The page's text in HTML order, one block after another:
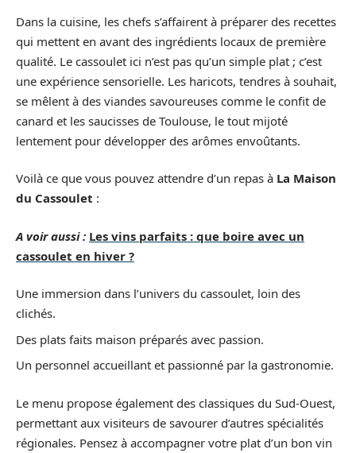
Dans la cuisine, les chefs s’affairent à préparer des recettes
qui mettent en avant des ingrédients locaux de première
qualité. Le cassoulet ici n’est pas qu’un simple plat ; c’est
une expérience sensorielle. Les haricots, tendres à souhait,
se mêlent à des viandes savoureuses comme le confit de
canard et les saucisses de Toulouse, le tout mijoté
lentement pour développer des arômes envoûtants.
Voilà ce que vous pouvez attendre d’un repas à La Maison
du Cassoulet :
A voir aussi : Les vins parfaits : que boire avec un
cassoulet en hiver ?
Une immersion dans l’univers du cassoulet, loin des
clichés.
Des plats faits maison préparés avec passion.
Un personnel accueillant et passionné par la gastronomie.
Le menu propose également des classiques du Sud-Ouest,
permettant aux visiteurs de savourer d’autres spécialités
régionales. Pensez à accompagner votre plat d’un bon vin